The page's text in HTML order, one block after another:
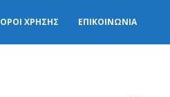
ΌΡΟΙ ΧΡΉΣΗΣ ΕΠΙΚΟΙΝΩΝΊΑ